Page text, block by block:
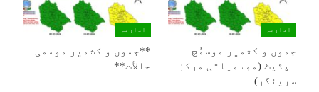
اداریہ
جموں و کشمیر موسمُچ
اپڈیٹ (موسمیاتی مرکز
سرینگر)
اداریہ
**جموں و كشمیر موسمی
حالأت**